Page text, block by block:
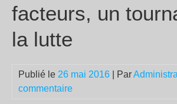
facteurs, un
la lutte
Publié le 26 mai 2016 | Par
commentaire